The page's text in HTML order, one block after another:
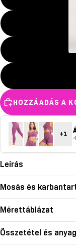
HOZZÁADÁS A
+1
Leírás
Mosás és
Mérettáblázat
Összetétel és